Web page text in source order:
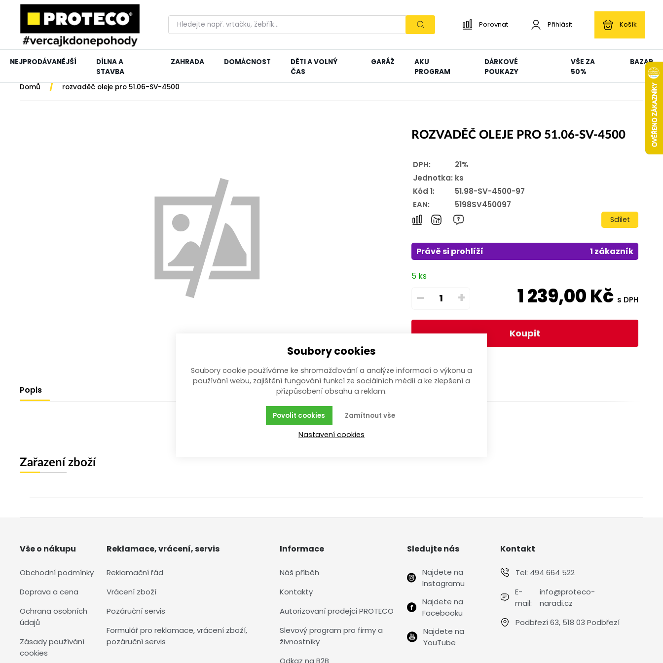
Porovnat Přihlásit Košík
NEJPRODÁVANĚJŠÍ
DÍLNA A
STAVBA
ZAHRADA DOMÁCNOST
DĚTI A VOLNÝ
ČAS
GARÁŽ
AKU
PROGRAM
DÁRKOVÉ
POUKAZY
VŠE ZA
50%
BAZAR
Domů / rozvaděč oleje pro 51.06-SV-4500
ROZVADĚČ OLEJE PRO 51.06-SV-4500
DPH:
21%
Jednotka: ks
Kód 1:
51.98-SV-4500-97
EAN:
5198SV450097
Sdílet
Právě si prohlíží 1 zákazník
5 ks
– + 1 239,00Kč s DPH
Koupit
Popis
Zařazení zboží
Vše o nákupu
Obchodní podmínky
Doprava a cena
Ochrana osobních
údajů
Zásady používání
cookies
Reklamace, vrácení, servis
Reklamační řád
Vrácení zboží
Pozáruční servis
Formulář pro reklamace, vrácení zboží,
pozáruční servis
Informace
Náš příběh
Kontakty
Autorizovaní prodejci PROTECO
Slevový program pro firmy a
živnostníky
Odkaz na B2B
Sledujte nás
Najdete na
Instagramu
Najdete na
Facebooku
Najdete na
YouTube
Kontakt
Tel: 494 664 522
E-
mail:
info@proteco-
naradi.cz
Podbřezí 63, 518 03 Podbřezí
Soubory cookies
Soubory cookie používáme ke shromažďování a analýze informací o výkonu a
používání webu, zajištění fungování funkcí ze sociálních médií a ke zlepšení a
přizpůsobení obsahu a reklam.
Zamítnout vše
Povolit cookies
Nastavení cookies